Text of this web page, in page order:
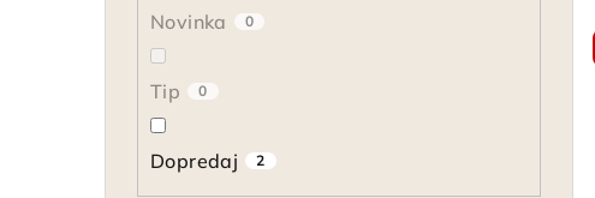
Novinka 0
Tip 0
Dopredaj 2